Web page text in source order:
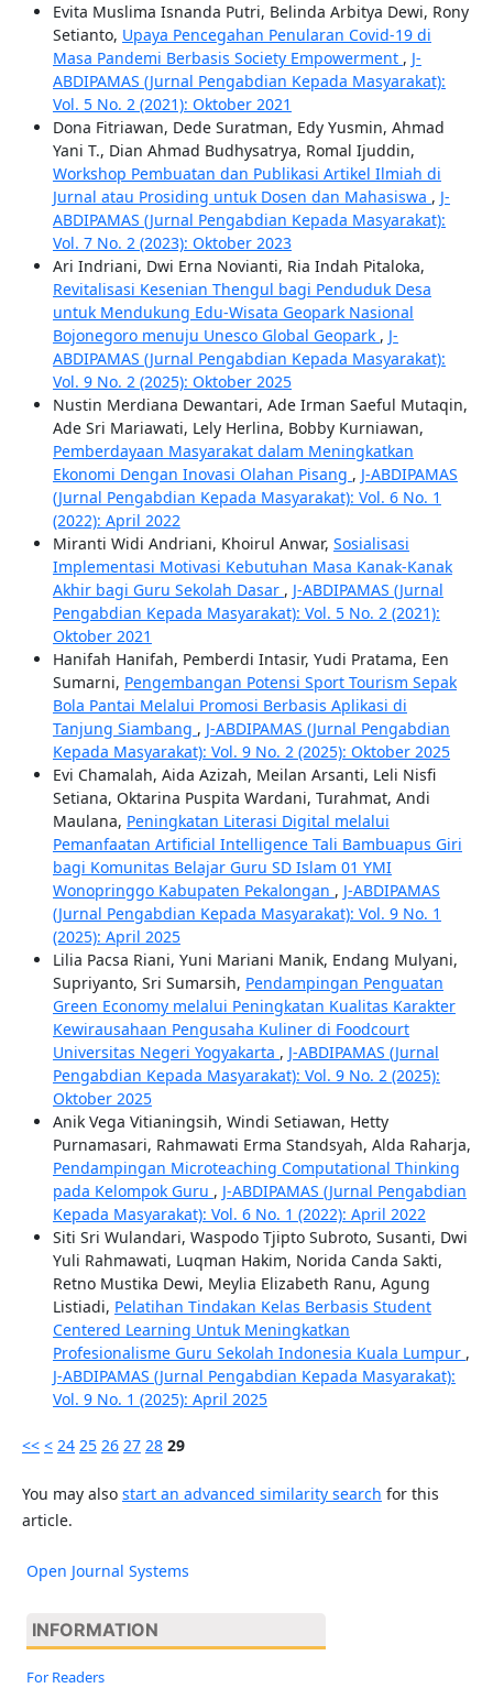
Evita Muslima Isnanda Putri, Belinda Arbitya Dewi, Rony
Setianto, Upaya Pencegahan Penularan Covid-19 di
Masa Pandemi Berbasis Society Empowerment , J-
ABDIPAMAS (Jurnal Pengabdian Kepada Masyarakat):
Vol. 5 No. 2 (2021): Oktober 2021
Dona Fitriawan, Dede Suratman, Edy Yusmin, Ahmad
Yani T., Dian Ahmad Budhysatrya, Romal Ijuddin,
Workshop Pembuatan dan Publikasi Artikel Ilmiah di
Jurnal atau Prosiding untuk Dosen dan Mahasiswa , J-
ABDIPAMAS (Jurnal Pengabdian Kepada Masyarakat):
Vol. 7 No. 2 (2023): Oktober 2023
Ari Indriani, Dwi Erna Novianti, Ria Indah Pitaloka,
Revitalisasi Kesenian Thengul bagi Penduduk Desa
untuk Mendukung Edu-Wisata Geopark Nasional
Bojonegoro menuju Unesco Global Geopark , J-
ABDIPAMAS (Jurnal Pengabdian Kepada Masyarakat):
Vol. 9 No. 2 (2025): Oktober 2025
Nustin Merdiana Dewantari, Ade Irman Saeful Mutaqin,
Ade Sri Mariawati, Lely Herlina, Bobby Kurniawan,
Pemberdayaan Masyarakat dalam Meningkatkan
Ekonomi Dengan Inovasi Olahan Pisang , J-ABDIPAMAS
(Jurnal Pengabdian Kepada Masyarakat): Vol. 6 No. 1
(2022): April 2022
Miranti Widi Andriani, Khoirul Anwar, Sosialisasi
Implementasi Motivasi Kebutuhan Masa Kanak-Kanak
Akhir bagi Guru Sekolah Dasar , J-ABDIPAMAS (Jurnal
Pengabdian Kepada Masyarakat): Vol. 5 No. 2 (2021):
Oktober 2021
Hanifah Hanifah, Pemberdi Intasir, Yudi Pratama, Een
Sumarni, Pengembangan Potensi Sport Tourism Sepak
Bola Pantai Melalui Promosi Berbasis Aplikasi di
Tanjung Siambang , J-ABDIPAMAS (Jurnal Pengabdian
Kepada Masyarakat): Vol. 9 No. 2 (2025): Oktober 2025
Evi Chamalah, Aida Azizah, Meilan Arsanti, Leli Nisfi
Setiana, Oktarina Puspita Wardani, Turahmat, Andi
Maulana, Peningkatan Literasi Digital melalui
Pemanfaatan Artificial Intelligence Tali Bambuapus Giri
bagi Komunitas Belajar Guru SD Islam 01 YMI
Wonopringgo Kabupaten Pekalongan , J-ABDIPAMAS
(Jurnal Pengabdian Kepada Masyarakat): Vol. 9 No. 1
(2025): April 2025
Lilia Pacsa Riani, Yuni Mariani Manik, Endang Mulyani,
Supriyanto, Sri Sumarsih, Pendampingan Penguatan
Green Economy melalui Peningkatan Kualitas Karakter
Kewirausahaan Pengusaha Kuliner di Foodcourt
Universitas Negeri Yogyakarta , J-ABDIPAMAS (Jurnal
Pengabdian Kepada Masyarakat): Vol. 9 No. 2 (2025):
Oktober 2025
Anik Vega Vitianingsih, Windi Setiawan, Hetty
Purnamasari, Rahmawati Erma Standsyah, Alda Raharja,
Pendampingan Microteaching Computational Thinking
pada Kelompok Guru , J-ABDIPAMAS (Jurnal Pengabdian
Kepada Masyarakat): Vol. 6 No. 1 (2022): April 2022
Siti Sri Wulandari, Waspodo Tjipto Subroto, Susanti, Dwi
Yuli Rahmawati, Luqman Hakim, Norida Canda Sakti,
Retno Mustika Dewi, Meylia Elizabeth Ranu, Agung
Listiadi, Pelatihan Tindakan Kelas Berbasis Student
Centered Learning Untuk Meningkatkan
Profesionalisme Guru Sekolah Indonesia Kuala Lumpur ,
J-ABDIPAMAS (Jurnal Pengabdian Kepada Masyarakat):
Vol. 9 No. 1 (2025): April 2025
<< < 24 25 26 27 28 29
You may also start an advanced similarity search for this
article.
Open Journal Systems
INFORMATION
For Readers